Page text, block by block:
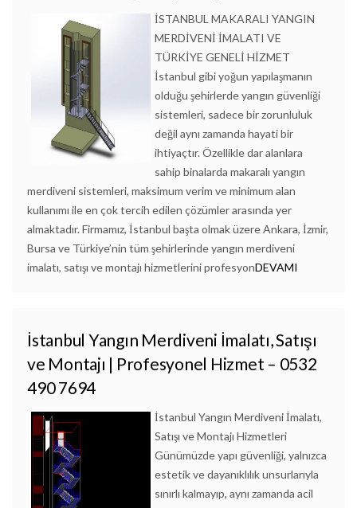
İSTANBUL MAKARALI YANGIN
MERDİVENİ İMALATI VE
TÜRKİYE GENELİ HİZMET
İstanbul gibi yoğun yapılaşmanın
olduğu şehirlerde yangın güvenliği
sistemleri, sadece bir zorunluluk
değil aynı zamanda hayati bir
ihtiyaçtır. Özellikle dar alanlara
sahip binalarda makaralı yangın
merdiveni sistemleri, maksimum verim ve minimum alan
kullanımı ile en çok tercih edilen çözümler arasında yer
almaktadır. Firmamız, İstanbul başta olmak üzere Ankara, İzmir,
Bursa ve Türkiye’nin tüm şehirlerinde yangın merdiveni
imalatı, satışı ve montajı hizmetlerini profesyonDEVAMI
İstanbul Yangın Merdiveni İmalatı, Satışı
ve Montajı | Profesyonel Hizmet – 0532
490 7694
İstanbul Yangın Merdiveni İmalatı,
Satışı ve Montajı Hizmetleri
Günümüzde yapı güvenliği, yalnızca
estetik ve dayanıklılık unsurlarıyla
sınırlı kalmayıp, aynı zamanda acil